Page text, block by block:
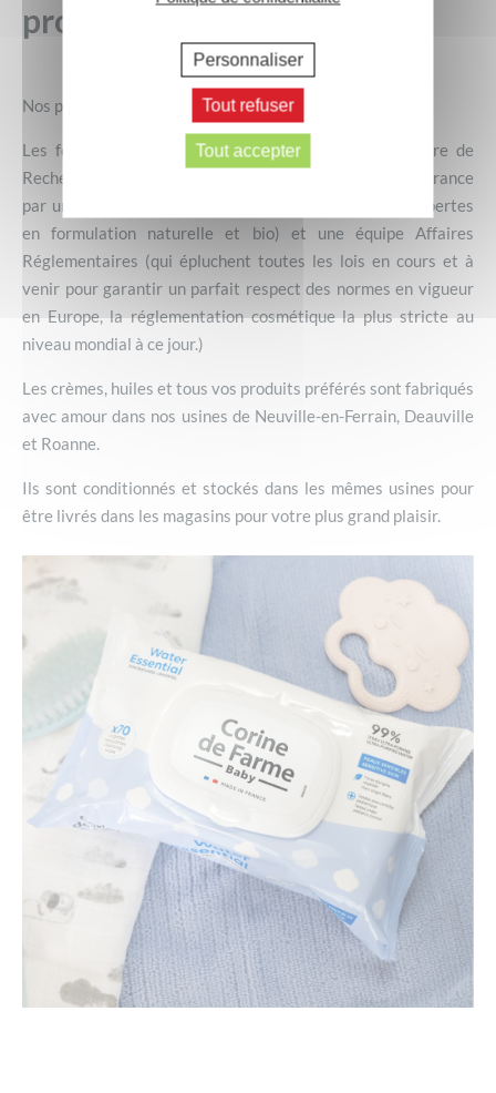
produits
Nos produits sont fabriqués en France :
Les formules sont conçues au sein de notre laboratoire de
Recherche & Développement situé dans le Nord de la France
par une équipe de formulatrices (ultra-motivées et expertes
en formulation naturelle et bio) et une équipe Affaires
Réglementaires (qui épluchent toutes les lois en cours et à
venir pour garantir un parfait respect des normes en vigueur
en Europe, la réglementation cosmétique la plus stricte au
niveau mondial à ce jour.)
Les crèmes, huiles et tous vos produits préférés sont fabriqués
avec amour dans nos usines de Neuville-en-Ferrain, Deauville
et Roanne.
Ils sont conditionnés et stockés dans les mêmes usines pour
être livrés dans les magasins pour votre plus grand plaisir.
Personnaliser
Tout refuser
Tout accepter